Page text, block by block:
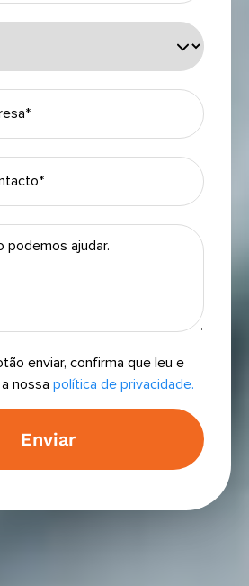
enviar, confirma que leu e
nossa política de privacidade.